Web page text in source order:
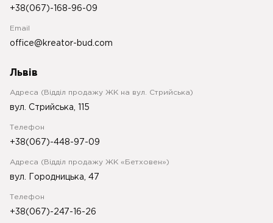
+38(067)-168-96-09
Email
office@kreator-bud.com
Львів
Адреса (Відділ продажу ЖК на вул. Стрийська)
вул. Стрийська, 115
Телефон
+38(067)-448-97-09
Адреса (Відділ продажу ЖК «Бетховен»)
вул. Городницька, 47
Телефон
+38(067)-247-16-26